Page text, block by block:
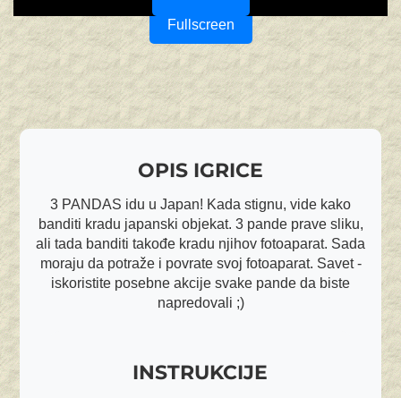
Fullscreen
OPIS IGRICE
3 PANDAS idu u Japan! Kada stignu, vide kako
banditi kradu japanski objekat. 3 pande prave sliku,
ali tada banditi takođe kradu njihov fotoaparat. Sada
moraju da potraže i povrate svoj fotoaparat. Savet -
iskoristite posebne akcije svake pande da biste
napredovali ;)
INSTRUKCIJE